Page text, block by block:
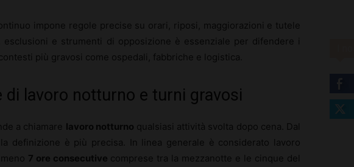
impone regole precise su orari, riposi, maggiorazioni e tutele
esclusioni e strumenti di opposizione è essenziale per difendere i
più gravosi come ospedali, fabbriche e logistica.
di lavoro notturno e turni gravosi
a chiamare lavoro notturno qualsiasi attività svolta dopo cena. Dal
definizione è più precisa. In linea generale è considerato lavoro
7 ore consecutive comprese tra la mezzanotte e le cinque del